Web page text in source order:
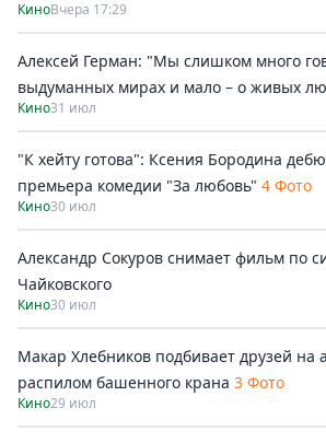
КиноВчера 17:29
Алексей Герман: "Мы слишком много
выдуманных мирах и мало – о живых
Кино31 июл
"К хейту готова": Ксения Бородина
премьера комедии "За любовь" 4 Фото
Кино30 июл
Александр Сокуров снимает фильм по
Чайковского
Кино30 июл
Макар Хлебников подбивает друзей на
распилом башенного крана 3 Фото
Кино29 июл